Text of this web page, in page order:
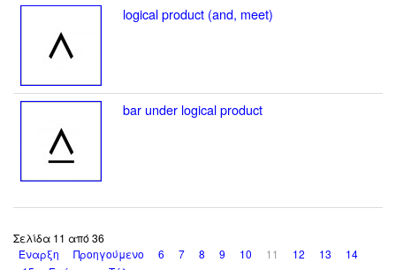
logical product (and, meet)
bar under logical product
Σελίδα 11 από 36
Έναρξη
Προηγούμενο 6 7 8 9 10 11 12 13
14